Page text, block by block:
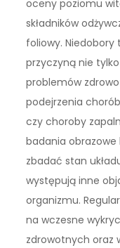
oceny poziomu
składników
foliowy.
przyczyną nie
problemów
podejrzenia
czy choroby
badania obrazowe
zbadać stan
występują inne
organizmu.
na wczesne
zdrowotnych oraz